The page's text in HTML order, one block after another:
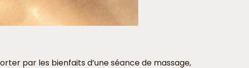
par les bienfaits d’une séance de massage,